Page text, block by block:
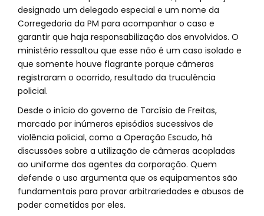
designado um delegado especial e um nome da
Corregedoria da PM para acompanhar o caso e
garantir que haja responsabilização dos envolvidos. O
ministério ressaltou que esse não é um caso isolado e
que somente houve flagrante porque câmeras
registraram o ocorrido, resultado da truculência
policial.
Desde o início do governo de Tarcísio de Freitas,
marcado por inúmeros episódios sucessivos de
violência policial, como a Operação Escudo, há
discussões sobre a utilização de câmeras acopladas
ao uniforme dos agentes da corporação. Quem
defende o uso argumenta que os equipamentos são
fundamentais para provar arbitrariedades e abusos de
poder cometidos por eles.